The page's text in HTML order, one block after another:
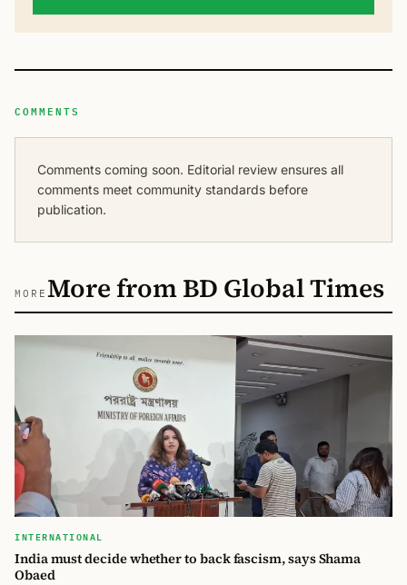
COMMENTS
Comments coming soon. Editorial review ensures all
comments meet community standards before
publication.
MORE More from BD Global Times
INTERNATIONAL
India must decide whether to back fascism, says Shama
Obaed